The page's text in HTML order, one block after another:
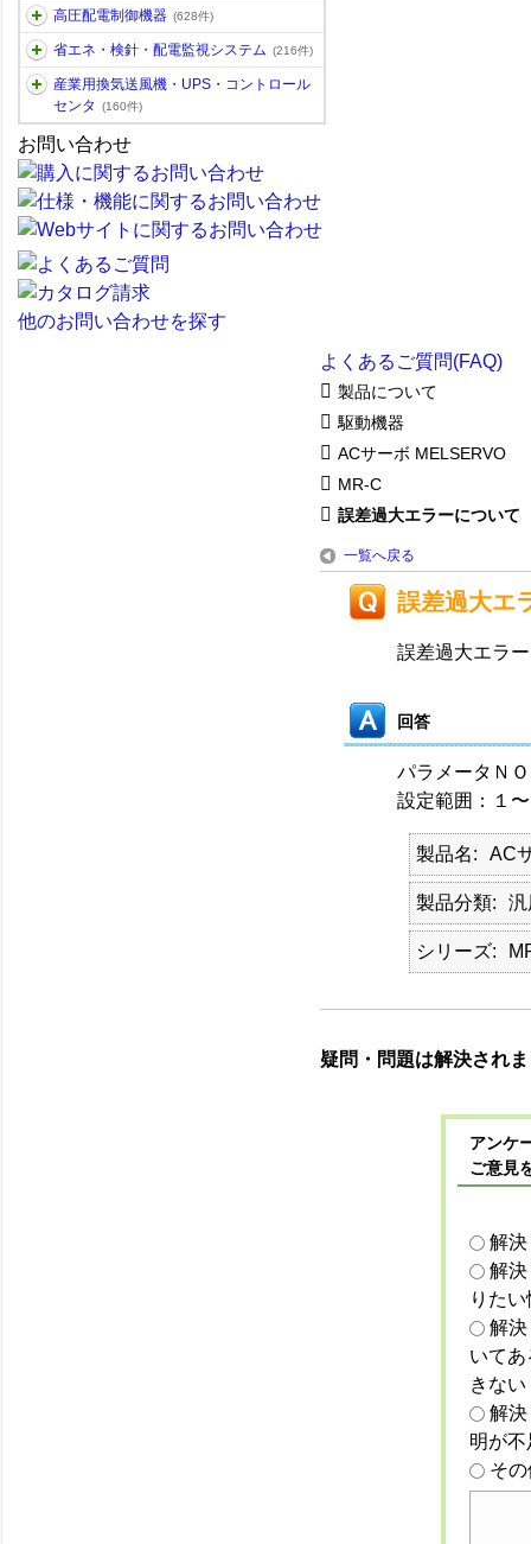
高圧配電制御機器 (628件)
省エネ・検針・配電監視システム (216件)
産業用換気送風機・UPS・コントロール
センタ
(160件)
お問い合わせ
他のお問い合わせを探す
よくあるご質問(FAQ)
製品について
駆動機器
ACサーボ MELSERVO
MR-C
誤差過大エラーについて
一覧へ戻る
誤差過大エ
誤差過大エラ
回答
パラメータＮ
設定範囲：１
製品名 AC
製品分類 汎
シリーズ
疑問・問題は解決され
アンケ
ご意見
解
解
りた
解
いて
きない
解
明が
そ